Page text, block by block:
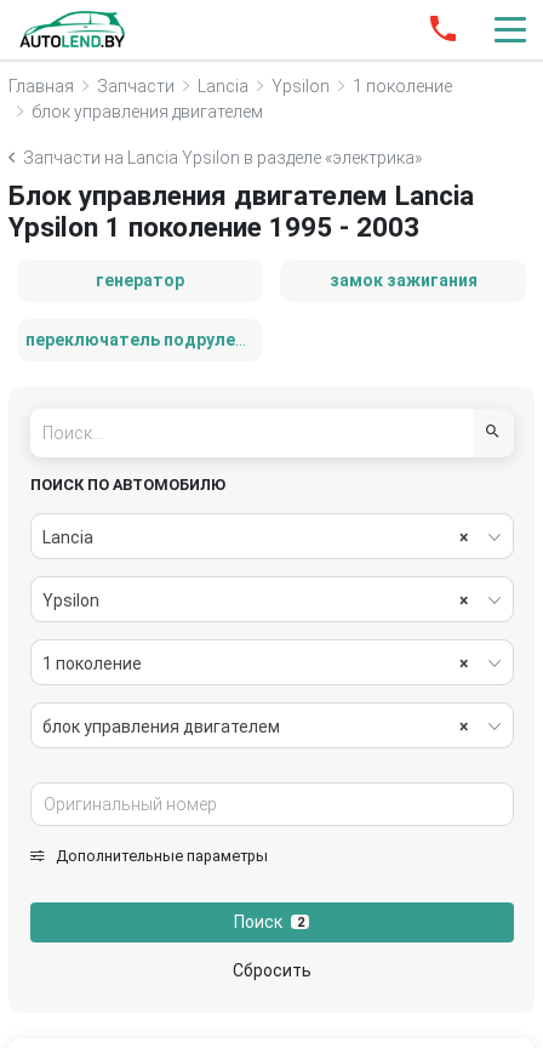
Главная Запчасти Lancia Ypsilon
1 поколение
блок управления двигателем
Запчасти на Lancia Ypsilon в разделе «электрика»
Блок управления двигателем Lancia
Ypsilon 1 поколение 1995 - 2003
генератор замок зажигания
ПОИСК ПО АВТОМОБИЛЮ
×
Lancia
×
Ypsilon
×
1 поколение
×
блок управления двигателем
Дополнительные параметры
Поиск 2
Сбросить